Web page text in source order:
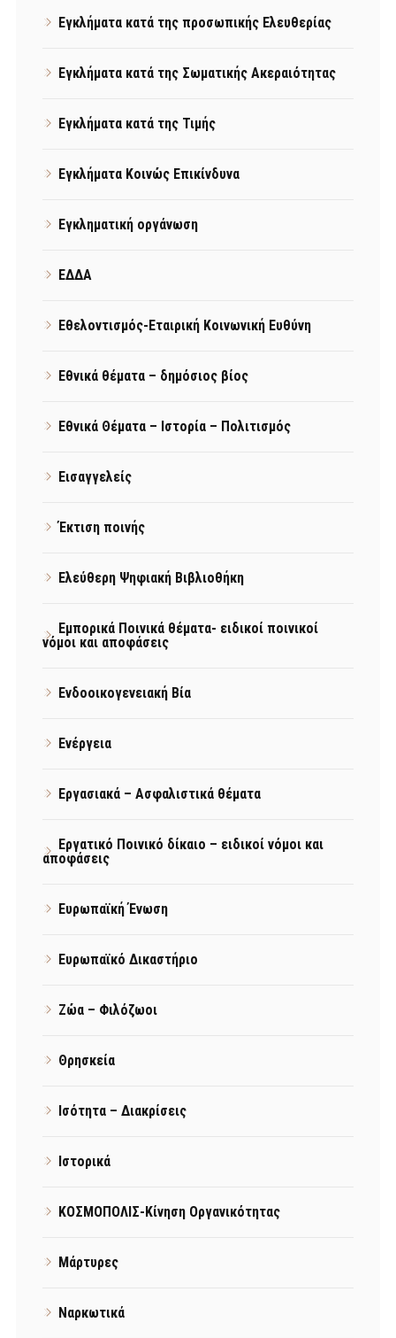
Εγκλήματα κατά της προσωπικής Ελευθερίας
Εγκλήματα κατά της Σωματικής Ακεραιότητας
Εγκλήματα κατά της Τιμής
Εγκλήματα Κοινώς Επικίνδυνα
Εγκληματική οργάνωση
ΕΔΔΑ
Εθελοντισμός-Εταιρική Κοινωνική Ευθύνη
Εθνικά θέματα – δημόσιος βίος
Εθνικά Θέματα – Ιστορία – Πολιτισμός
Εισαγγελείς
Έκτιση ποινής
Ελεύθερη Ψηφιακή Βιβλιοθήκη
Εμπορικά Ποινικά θέματα- ειδικοί ποινικοί
νόμοι και αποφάσεις
Ενδοοικογενειακή Βία
Ενέργεια
Εργασιακά – Ασφαλιστικά θέματα
Εργατικό Ποινικό δίκαιο – ειδικοί νόμοι και
αποφάσεις
Ευρωπαϊκή Ένωση
Ευρωπαϊκό Δικαστήριο
Ζώα – Φιλόζωοι
Θρησκεία
Ισότητα – Διακρίσεις
Ιστορικά
ΚΟΣΜΟΠΟΛΙΣ-Κίνηση Οργανικότητας
Μάρτυρες
Ναρκωτικά